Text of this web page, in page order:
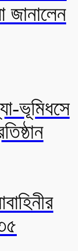
জানালেন
ভূমিধসে